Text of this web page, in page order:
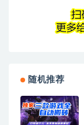
随机推荐